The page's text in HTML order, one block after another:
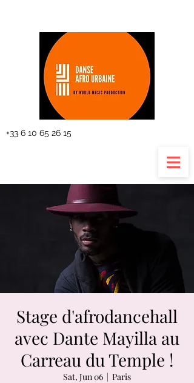
+33 6 10 65 26 15
Stage d'afrodancehall
avec Dante Mayilla au
Carreau du Temple !
Sat, Jun 06
  |
Paris